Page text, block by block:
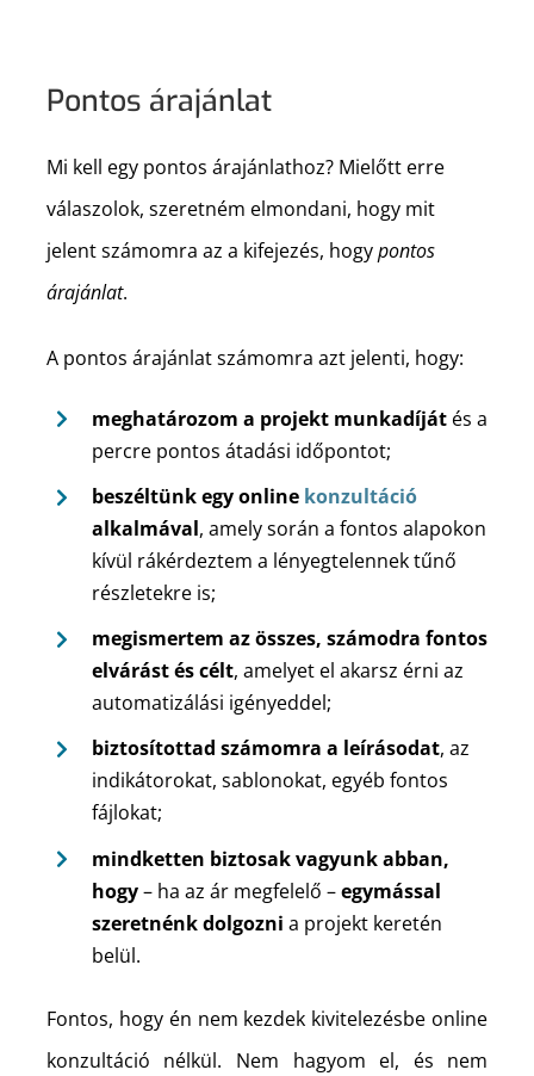
Pontos árajánlat
Mi kell egy pontos árajánlathoz? Mielőtt erre
válaszolok, szeretném elmondani, hogy mit
jelent számomra az a kifejezés, hogypontos
árajánlat.
A pontos árajánlat számomra azt jelenti, hogy:
meghatározom a projekt munkadíját és a
percre pontos átadási időpontot;
beszéltünk egy online konzultáció
alkalmával, amely során a fontos alapokon
kívül rákérdeztem a lényegtelennek tűnő
részletekre is;
megismertem az összes, számodra fontos
elvárást és célt, amelyet el akarsz érni az
automatizálási igényeddel;
biztosítottad számomra a leírásodat, az
indikátorokat, sablonokat, egyéb fontos
fájlokat;
mindketten biztosak vagyunk abban,
hogy– ha az ár megfelelő –egymással
szeretnénk dolgozni a projekt keretén
belül.
Fontos, hogy én nem kezdek kivitelezésbe online
konzultáció nélkül. Nem hagyom el, és nem